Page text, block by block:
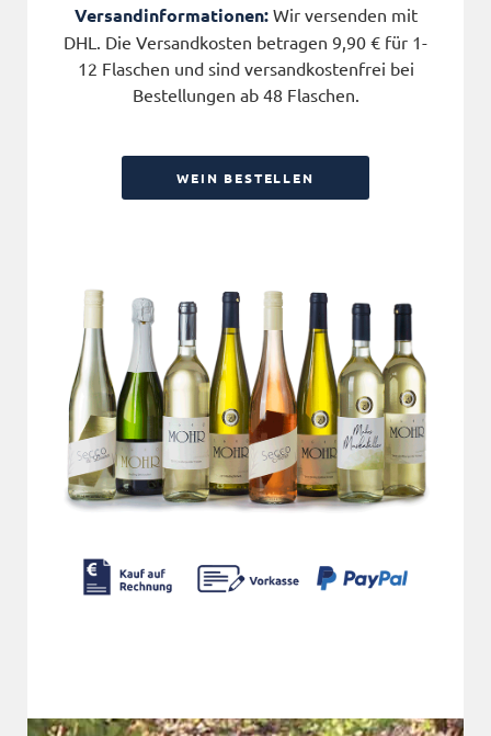
Versandinformationen:Wir versenden mit
DHL. Die Versandkosten betragen 9,90 € für 1-
12 Flaschen und sind versandkostenfrei bei
Bestellungen ab 48 Flaschen.
WEIN BESTELLEN